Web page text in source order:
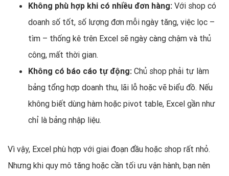
Không phù hợp khi có nhiều đơn hàng: Với shop có
doanh số tốt, số lượng đơn mỗi ngày tăng, việc lọc –
tìm – thống kê trên Excel sẽ ngày càng chậm và thủ
công, mất thời gian.
Không có báo cáo tự động: Chủ shop phải tự làm
bảng tổng hợp doanh thu, lãi lỗ hoặc vẽ biểu đồ. Nếu
không biết dùng hàm hoặc pivot table, Excel gần như
chỉ là bảng nhập liệu.
Vì vậy, Excel phù hợp với giai đoạn đầu hoặc shop rất nhỏ.
Nhưng khi quy mô tăng hoặc cần tối ưu vận hành, bạn nên